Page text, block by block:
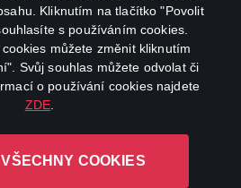
Kliknutím na tlačítko "Povolit
s používáním cookies.
můžete změnit kliknutím
Svůj souhlas můžete odvolat či
o používání cookies najdete
ZDE
COOKIES